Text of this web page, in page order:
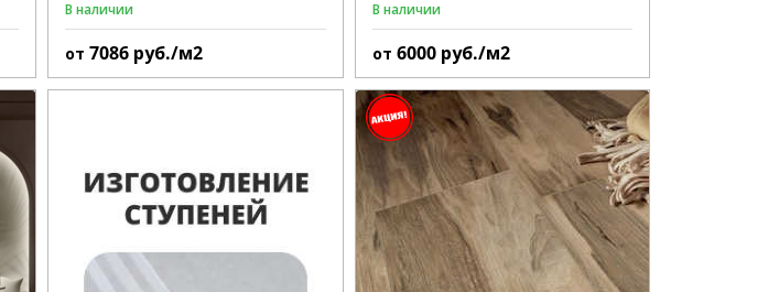
В наличии
от7086 руб./м2
В наличии
от 6000 руб./м2